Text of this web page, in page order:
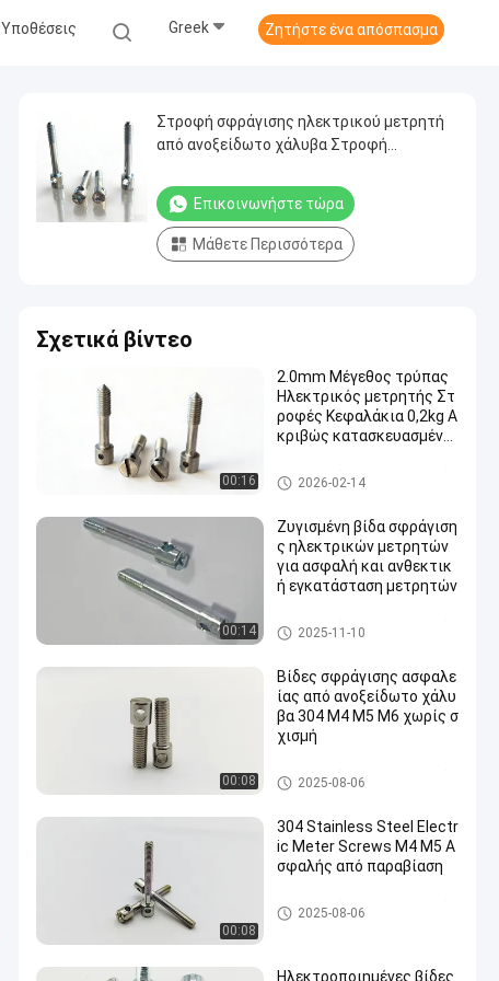
Υποθέσεις Greek Ζητήστε ένα απόσπασμα
Στροφή σφράγισης ηλεκτρικού μετρητή
από ανοξείδωτο χάλυβα Στροφή
την προστασία του μετρητή κοινής
ωφέλειας
Επικοινωνήστε τώρα
Μάθετε Περισσότερα
Σχετικά βίντεο
00:16
2.0mm Μέγεθος τρύπας
Ηλεκτρικός μετρητής Στ
ροφές Κεφαλάκια 0,2kg Α
κριβώς κατασκευασμένα
ς ηλεκτρικές εγκαταστά
σεις
Ηλεκτρικές βίδες μετρητών
2026-02-14
00:14
Ζυγισμένη βίδα σφράγιση
ς ηλεκτρικών μετρητών
για ασφαλή και ανθεκτικ
ή εγκατάσταση μετρητών
Ηλεκτρικές βίδες μετρητών
2025-11-10
00:08
Βίδες σφράγισης ασφαλε
ίας από ανοξείδωτο χάλυ
βα 304 M4 M5 M6 χωρίς σ
χισμή
Ηλεκτρικές βίδες μετρητών
2025-08-06
00:08
304 Stainless Steel Electr
ic Meter Screws M4 M5 Α
σφαλής από παραβίαση
Ηλεκτρικές βίδες μετρητών
2025-08-06
Ηλεκτροποιημένες βίδες